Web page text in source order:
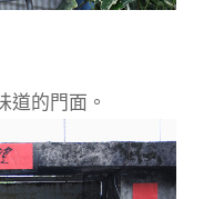
道的門面。